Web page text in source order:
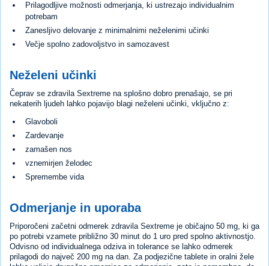
Prilagodljive možnosti odmerjanja, ki ustrezajo individualnim
potrebam
Zanesljivo delovanje z minimalnimi neželenimi učinki
Večje spolno zadovoljstvo in samozavest
Neželeni učinki
Čeprav se zdravila Sextreme na splošno dobro prenašajo, se pri
nekaterih ljudeh lahko pojavijo blagi neželeni učinki, vključno z:
Glavoboli
Zardevanje
zamašen nos
vznemirjen želodec
Spremembe vida
Odmerjanje in uporaba
Priporočeni začetni odmerek zdravila Sextreme je običajno 50 mg, ki ga
po potrebi vzamete približno 30 minut do 1 uro pred spolno aktivnostjo.
Odvisno od individualnega odziva in tolerance se lahko odmerek
prilagodi do največ 200 mg na dan. Za podjezične tablete in oralni žele